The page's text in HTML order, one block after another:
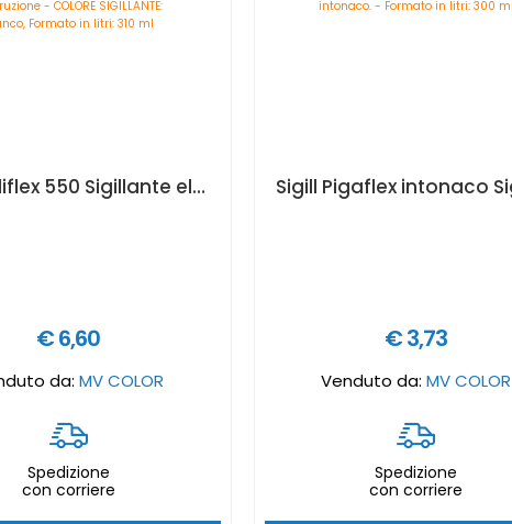
Sigill Poliflex 550 Sigillante elastico multifunzione, ideale per metalli, vetro e materiali da costruzione - COLORE SIGILLANTE: bianco, Formato in litri: 310 ml
€ 6,60
da: MV COLOR
Spedizione
con corriere
€ 3,73
Venduto da:MV COLOR
Spedizione
con corriere